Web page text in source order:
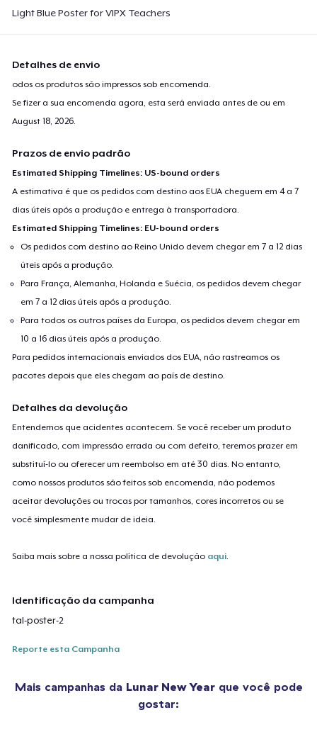
Light Blue Poster for VIPX Teachers
Detalhes de envio
odos os produtos são impressos sob encomenda.
Se fizer a sua encomenda agora, esta será enviada antes de ou em
August 18, 2026.
Prazos de envio padrão
Estimated Shipping Timelines: US-bound orders
A estimativa é que os pedidos com destino aos EUA cheguem em 4 a 7
dias úteis após a produção e entrega à transportadora.
Estimated Shipping Timelines: EU-bound orders
Os pedidos com destino ao Reino Unido devem chegar em 7 a 12 dias
úteis após a produção.
Para França, Alemanha, Holanda e Suécia, os pedidos devem chegar
em 7 a 12 dias úteis após a produção.
Para todos os outros países da Europa, os pedidos devem chegar em
10 a 16 dias úteis após a produção.
Para pedidos internacionais enviados dos EUA, não rastreamos os
pacotes depois que eles chegam ao país de destino.
Detalhes da devolução
Entendemos que acidentes acontecem. Se você receber um produto
danificado, com impressão errada ou com defeito, teremos prazer em
substituí-lo ou oferecer um reembolso em até 30 dias. No entanto,
como nossos produtos são feitos sob encomenda, não podemos
aceitar devoluções ou trocas por tamanhos, cores incorretos ou se
você simplesmente mudar de ideia.
Saiba mais sobre a nossa política de devolução aqui.
Identificação da campanha
tal-poster-2
Reporte esta Campanha
Mais campanhas da Lunar New Yearque você pode
gostar: